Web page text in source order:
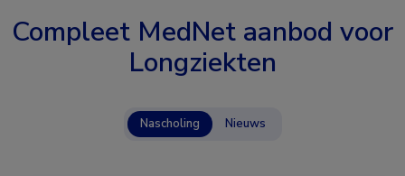
Compleet MedNet aanbod voor
Longziekten
Nascholing Nieuws